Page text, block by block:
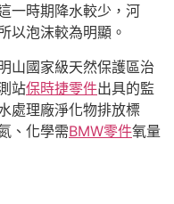
一時期降水較少，河
以泡沫較為明顯。
山國家級天然保護區治
站保時捷零件出具的監
處理廠淨化物排放標
、化學需BMW零件氧量